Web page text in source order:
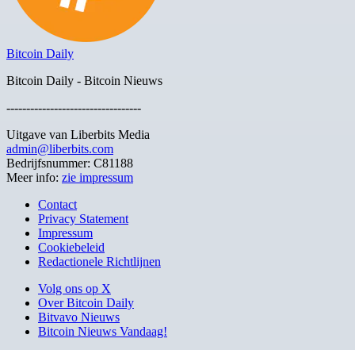
Bitcoin Daily
Bitcoin Daily - Bitcoin Nieuws
----------------------------------
Uitgave van Liberbits Media
admin@liberbits.com
Bedrijfsnummer: C81188
Meer info: zie impressum
Contact
Privacy Statement
Impressum
Cookiebeleid
Redactionele Richtlijnen
Volg ons op X
Over Bitcoin Daily
Bitvavo Nieuws
Bitcoin Nieuws Vandaag!